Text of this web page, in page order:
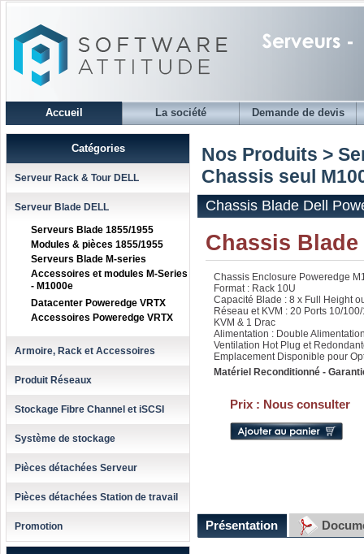
Accueil La société Demande de devis
Catégories
Serveur Rack & Tour DELL
Serveur Blade DELL
Serveurs Blade 1855/1955
Modules & pièces 1855/1955
Serveurs Blade M-series
Accessoires et modules M-Series
- M1000e
Datacenter Poweredge VRTX
Accessoires Poweredge VRTX
Armoire, Rack et Accessoires
Produit Réseaux
Stockage Fibre Channel et iSCSI
Système de stockage
Pièces détachées Serveur
Pièces détachées Station de travail
Promotion
Nos Produits >
Chassis seul
Chassis Blade Dell
Chassis Blade
Chassis Enclosure Poweredge
Format : Rack 10U
Capacité Blade : 8 x Full Height
Réseau et KVM : 20 Ports 10/
KVM & 1 Drac
Alimentation : Double
Ventilation Hot Plug et
Emplacement Disponible pour
Matériel Reconditionné -
Prix : Nous consulter
Présentation